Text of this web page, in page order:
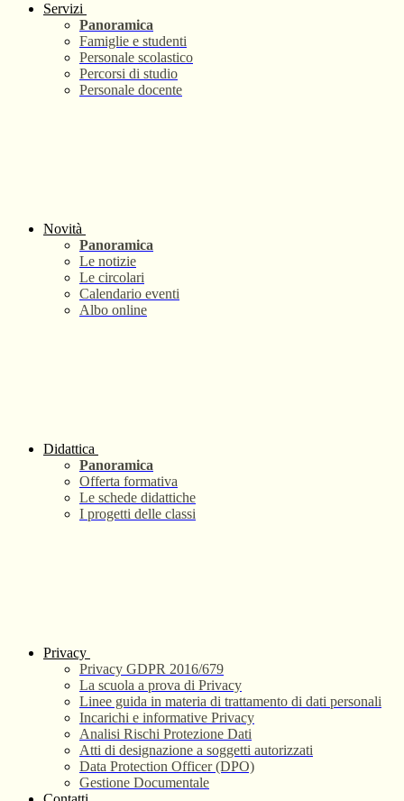
Servizi
Panoramica
Famiglie e studenti
Personale scolastico
Percorsi di studio
Personale docente
Novità
Panoramica
Le notizie
Le circolari
Calendario eventi
Albo online
Didattica
Panoramica
Offerta formativa
Le schede didattiche
I progetti delle classi
Privacy
Privacy GDPR 2016/679
La scuola a prova di Privacy
Linee guida in materia di trattamento di dati personali
Incarichi e informative Privacy
Analisi Rischi Protezione Dati
Atti di designazione a soggetti autorizzati
Data Protection Officer (DPO)
Gestione Documentale